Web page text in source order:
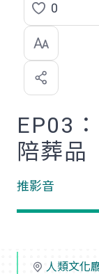
點
選
喜
歡
0
EP03
陪葬品
推影音
人類文化